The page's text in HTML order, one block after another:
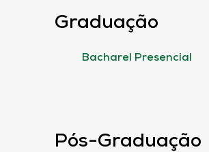
Graduação
Bacharel Presencial
Pós-Graduação